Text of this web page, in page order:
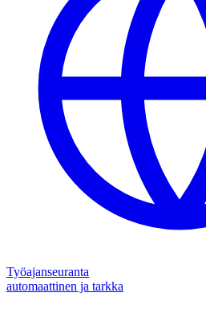
Työajanseuranta
automaattinen ja tarkka